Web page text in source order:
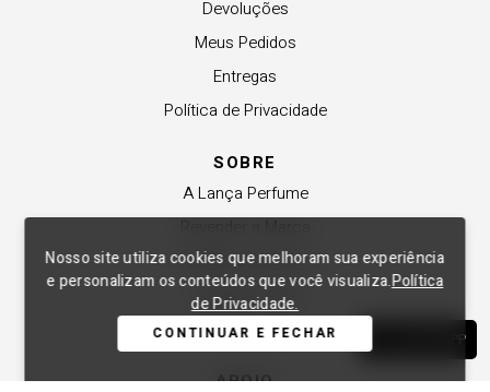
WHATSAPP
Nosso site utiliza cookies que melhoram sua experiência
e personalizam os conteúdos que você visualiza.Política
de Privacidade.
CONTINUAR E FECHAR
Devoluções
Meus Pedidos
Entregas
Política de Privacidade
SOBRE
A Lança Perfume
Trabalhe Conosco
Compre Local
Nossas Lojas
APOIO